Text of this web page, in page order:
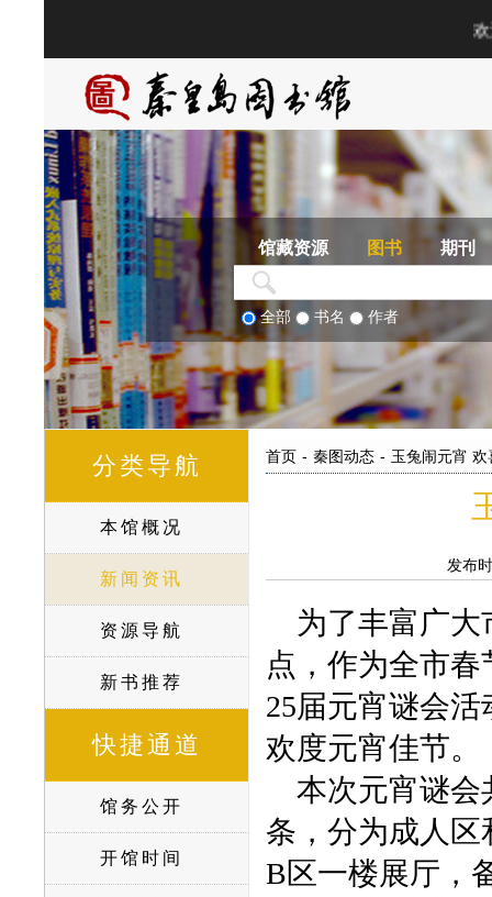
馆藏资源 图书 期刊
全部 书名 作者
分类导航
本馆概况
新闻资讯
资源导航
新书推荐
快捷通道
馆务公开
开馆时间
首页 - 秦图动态 - 玉兔闹元宵 欢
发布
为了丰富广大
点，作为全市
25届元宵谜会
欢度元宵佳节。
本次元宵谜会
条，分为成人
B区一楼展厅，